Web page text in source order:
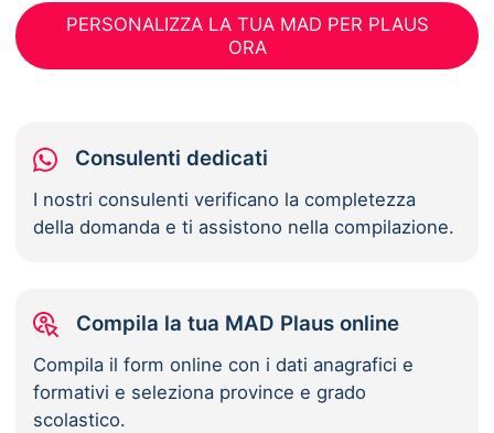
PERSONALIZZA LA TUA MAD PER PLAUS
ORA
Consulenti dedicati
I nostri consulenti verificano la completezza
della domanda e ti assistono nella compilazione.
Compila la tua MAD Plaus online
Compila il form online con i dati anagrafici e
formativi e seleziona province e grado
scolastico.